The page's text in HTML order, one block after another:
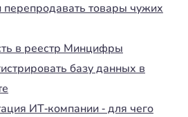
товары чужих
в реестр Минцифры
базу данных в
ИТ-компании - для чего